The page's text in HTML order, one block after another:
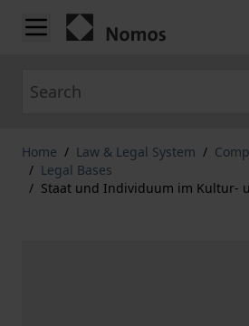
Skip to Content
Home / Law & Legal System /
/ Legal Bases
/ Staat und Individuum im Kultur-